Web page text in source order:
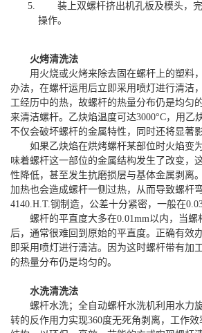
装上双螺杆挤出机孔板及模头，
操作。
火烤清洗法
用火烧或火烤来除去固在螺杆上的塑料
办法，在螺杆运用后立即采用喷灯进行清洁
工经历中的热，故螺杆的热量分布仍是均匀
来清洁螺杆。乙炔焰温度可达3000°C，用乙
不仅会破坏螺杆的金属特性，同时还将显著
如果乙炔焰在烘烤螺杆某部位时火焰变
味着螺杆这一部位的金属结构发生了改变，
性降低，甚至发生抗磨损层与基体金属剥离
加热也会造成螺杆一侧过热，从而导致螺杆
4140.H.T.钢制造，公差十分紧密，一般在
螺杆的平直度大多在0.01mm以内，当
后，通常很难回到原始的平直度。正确有效
即采用喷灯进行清洁。因为这时螺杆带有加
的热量分布仍是均匀的。
水洗清洗法
螺杆水洗；全自动螺杆水洗机利用水力
转的反作用力实现360度无死角剥离，工作